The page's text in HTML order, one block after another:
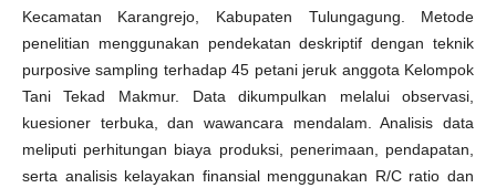
Kecamatan Karangrejo, Kabupaten Tulungagung. Metode
penelitian menggunakan pendekatan deskriptif dengan teknik
purposive sampling terhadap 45 petani jeruk anggota Kelompok
Tani Tekad Makmur. Data dikumpulkan melalui observasi,
kuesioner terbuka, dan wawancara mendalam. Analisis data
meliputi perhitungan biaya produksi, penerimaan, pendapatan,
serta analisis kelayakan finansial menggunakan R/C ratio dan